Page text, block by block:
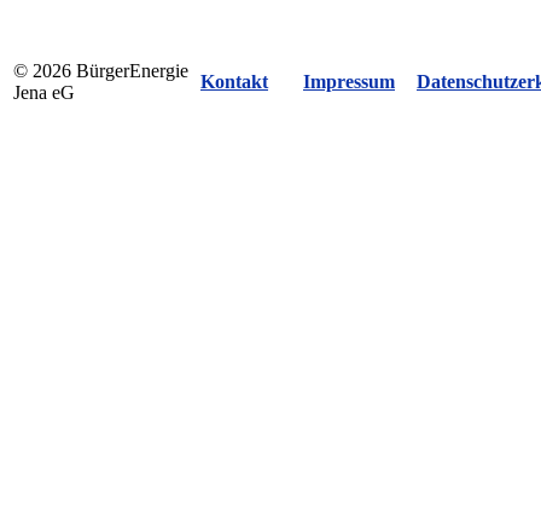
© 2026 BürgerEnergie
Jena eG
Kontakt Impressum